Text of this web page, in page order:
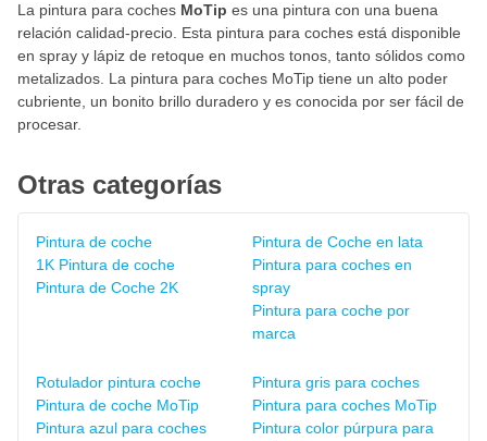
La pintura para coches MoTip es una pintura con una buena
relación calidad-precio. Esta pintura para coches está disponible
en spray y lápiz de retoque en muchos tonos, tanto sólidos como
metalizados. La pintura para coches MoTip tiene un alto poder
cubriente, un bonito brillo duradero y es conocida por ser fácil de
procesar.
Otras categorías
Pintura de coche
1K Pintura de coche
Pintura de Coche 2K
Pintura de Coche en lata
Pintura para coches en
spray
Pintura para coche por
marca
Rotulador pintura coche
Pintura de coche MoTip
Pintura azul para coches
Pintura gris para coches
Pintura para coches MoTip
Pintura color púrpura para